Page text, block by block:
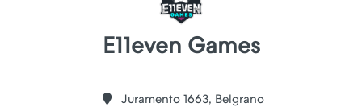
E11even Games
Juramento 1663, Belgrano